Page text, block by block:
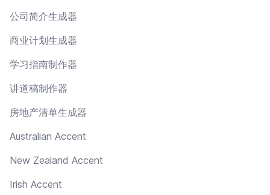
公司简介生成器
商业计划生成器
学习指南制作器
讲道稿制作器
房地产清单生成器
Australian Accent
New Zealand Accent
Irish Accent